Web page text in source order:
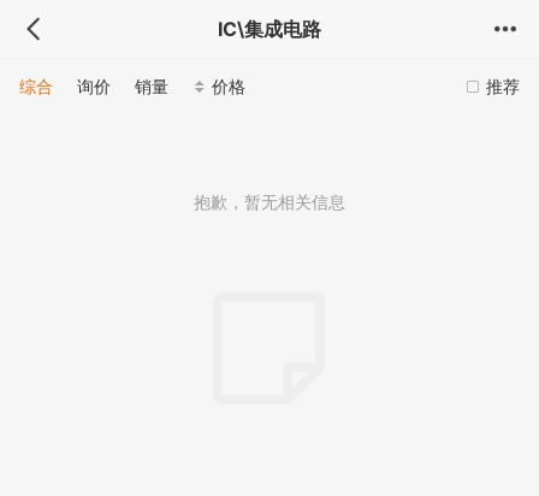
IC\集成电路
推荐
综合 询价 销量 价格
抱歉，暂无相关信息